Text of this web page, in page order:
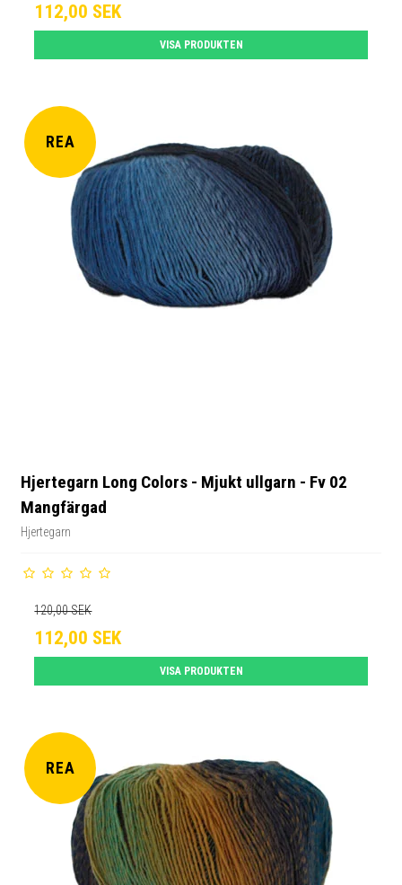
112,00 SEK
VISA PRODUKTEN
REA
Hjertegarn Long Colors - Mjukt ullgarn - Fv 02
Mangfärgad
Hjertegarn
120,00 SEK
112,00 SEK
VISA PRODUKTEN
REA